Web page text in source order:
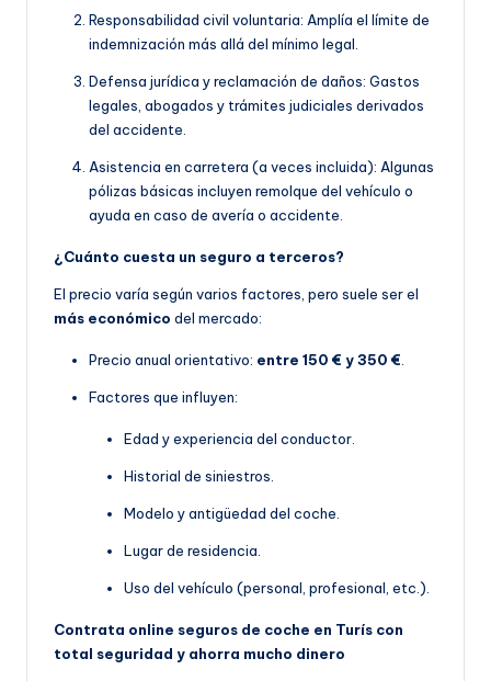
Responsabilidad civil voluntaria: Amplía el límite de
indemnización más allá del mínimo legal.
Defensa jurídica y reclamación de daños: Gastos
legales, abogados y trámites judiciales derivados
del accidente.
Asistencia en carretera (a veces incluida): Algunas
pólizas básicas incluyen remolque del vehículo o
ayuda en caso de avería o accidente.
¿Cuánto cuesta un seguro a terceros?
El precio varía según varios factores, pero suele ser el
más económico del mercado:
Precio anual orientativo: entre 150 € y 350 €.
Factores que influyen:
Edad y experiencia del conductor.
Historial de siniestros.
Modelo y antigüedad del coche.
Lugar de residencia.
Uso del vehículo (personal, profesional, etc.).
Contrata online seguros de coche en Turís con
total seguridad y ahorra mucho dinero